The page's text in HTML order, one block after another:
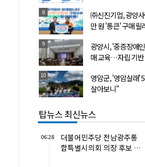
8
㈜신진기업, 광양
만 원 '통큰' 구매 릴
9
광양시, '중증장애
매 교육…자립 기반
10
영암군, '영암살래'
살아보니"
탑뉴스 최신뉴스
06:28
더불어민주당 전남광주통
합특별시의회 의장 후보 송